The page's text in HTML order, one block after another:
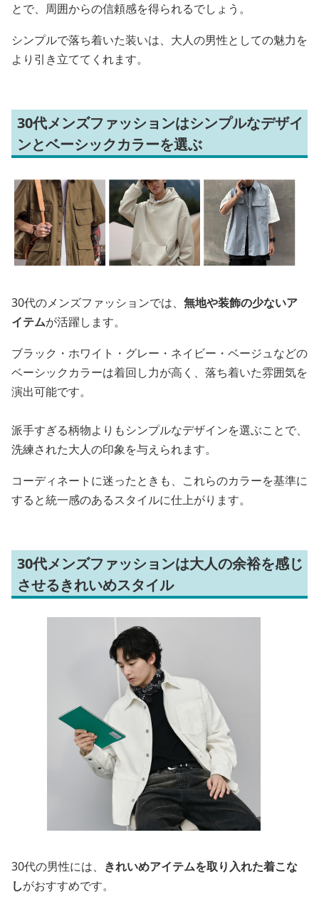
とで、周囲からの信頼感を得られるでしょう。
シンプルで落ち着いた装いは、大人の男性としての魅力を
より引き立ててくれます。
30代メンズファッションはシンプルなデザイ
ンとベーシックカラーを選ぶ
30代のメンズファッションでは、 無地や装飾の少ないア
イテムが活躍します。
ブラック・ホワイト・グレー・ネイビー・ベージュなどの
ベーシックカラーは着回し力が高く、落ち着いた雰囲気を
演出可能です。
派手すぎる柄物よりもシンプルなデザインを選ぶことで、
洗練された大人の印象を与えられます。
コーディネートに迷ったときも、これらのカラーを基準に
すると統一感のあるスタイルに仕上がります。
30代メンズファッションは大人の余裕を感じ
させるきれいめスタイル
30代の男性には、 きれいめアイテムを取り入れた着こな
しがおすすめです。